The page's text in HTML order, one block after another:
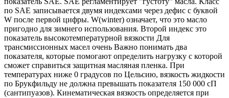
по SAE записывается двумя индексами через дефис с буквой
W после первой цифры. W(winter) означает, что это масло
пригодно для зимнего использования. Второй индекс это
показатель высокотемпературной вязкости Для
трансмиссионных масел очень Важно понимать два
показателя, которые помогают определить нагрузку с которой
сможет справиться защитная масляная пленка. При
температурах ниже 0 градусов по Цельсию, вязкость жидкости
по Брукфильду не должна превышать показателя 150 000 сП
(сантипуазов). Кинематическая вязкость определяется при